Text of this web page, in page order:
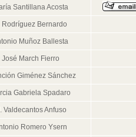
Santillana Acosta
Rodríguez Bernardo
Muñoz Ballesta
José March Fierro
Giménez Sánchez
Gabriela Spadaro
Valdecantos Anfuso
Romero Ysern